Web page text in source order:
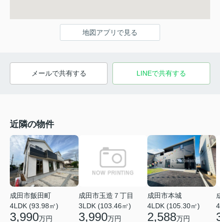
地図アプリで見る
メールで共有する LINEで共有する
近隣の物件
成田市飯田町
4LDK (93.98㎡)
3,990万円
成田市玉造７丁目
3LDK (103.46㎡)
3,990万円
成田市本城
4LDK (105.30㎡)
2,588万円